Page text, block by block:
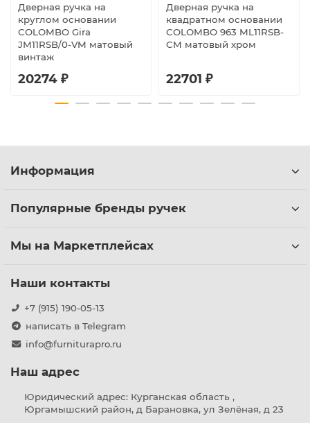
Дверная ручка на
круглом основании
COLOMBO Gira
JM11RSB/0-VM матовый
винтаж
20274 ₽
Дверная ручка на
квадратном основании
COLOMBO 963 ML11RSB-
CM матовый хром
22701 ₽
Информация
Популярные бренды ручек
Мы на Маркетплейсах
Наши контакты
+7 (915) 190-05-13
написать в Telegram
info@furniturapro.ru
Наш адрес
Юридический адрес: Курганская область ,
Юргамышский район, д Барановка, ул Зелёная, д 23